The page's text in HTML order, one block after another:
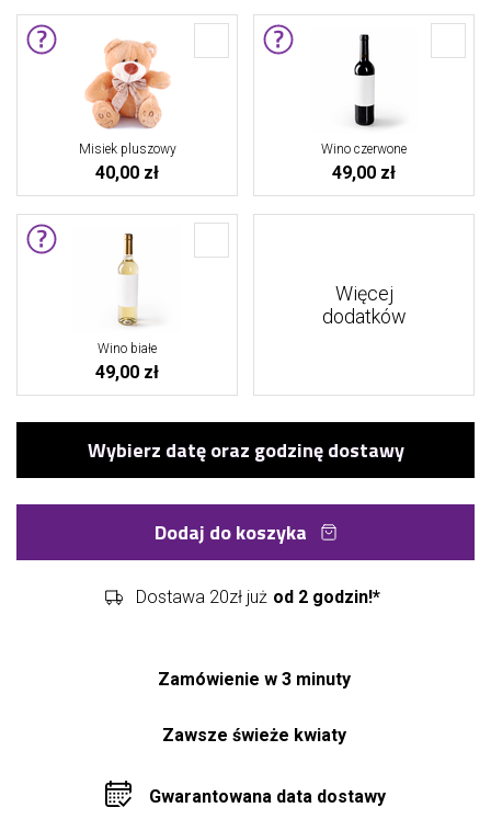
Misiek pluszowy
40,00 zł
Wino czerwone
49,00 zł
Wino białe
49,00 zł
Więcej
dodatków
Dodaj do koszyka
Dostawa 20zł już od 2 godzin!*
Zamówienie w 3 minuty
Zawsze świeże kwiaty
Gwarantowana data dostawy